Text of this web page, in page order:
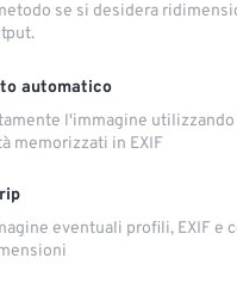
se si desidera
automatico
l'immagine
memorizzati in EXIF
eventuali profili, EXIF ​​e